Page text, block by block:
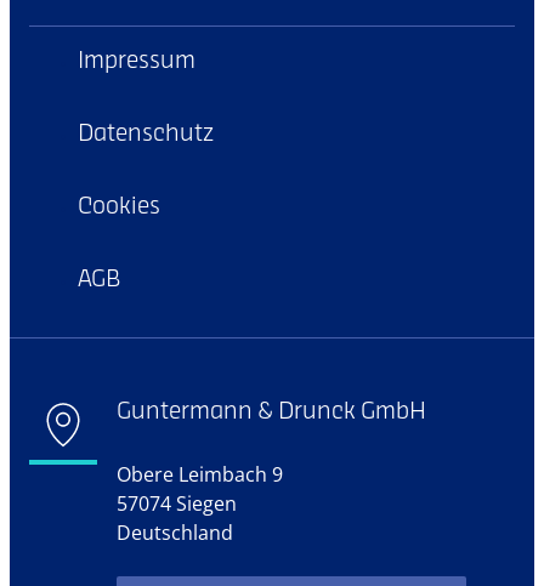
Impressum
Datenschutz
Cookies
AGB
Guntermann & Drunck GmbH
Obere Leimbach 9
57074 Siegen
Deutschland